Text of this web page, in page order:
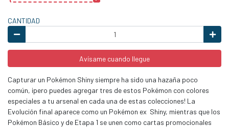
CANTIDAD
Avísame cuando llegue
Capturar un Pokémon Shiny siempre ha sido una hazaña poco
común, ¡pero puedes agregar tres de estos Pokémon con colores
especiales a tu arsenal en cada una de estas colecciones! La
Evolución final aparece como un Pokémon ex Shiny, mientras que los
Pokémon Básico y de Etapa 1 se unen como cartas promocionales